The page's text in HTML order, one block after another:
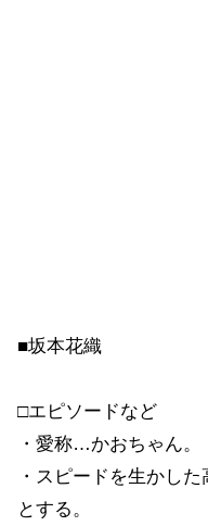
■坂本花織
□エピソードなど
・愛称…かおちゃん。
・スピードを生かし
とする。